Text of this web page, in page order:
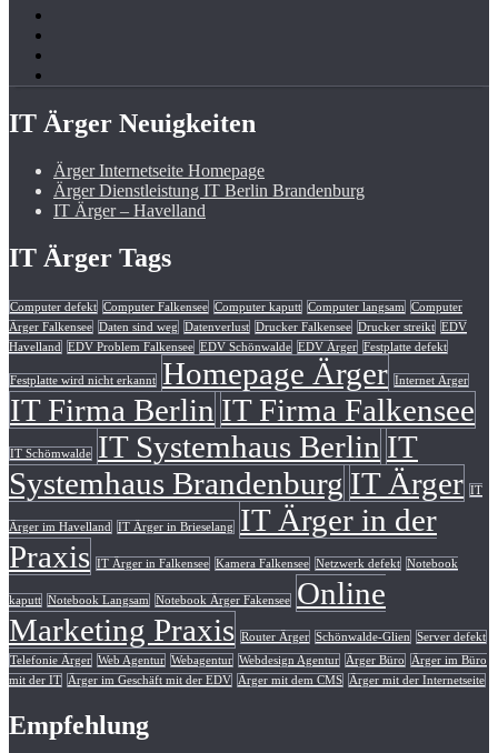
IT Ärger Neuigkeiten
Ärger Internetseite Homepage
Ärger Dienstleistung IT Berlin Brandenburg
IT Ärger – Havelland
IT Ärger Tags
Computer defekt Computer Falkensee Computer kaputt Computer langsam
Computer
Ärger Falkensee Daten sind weg Datenverlust Drucker Falkensee Drucker streikt EDV
Havelland
EDV Problem Falkensee EDV Schönwalde EDV Ärger Festplatte defekt
Festplatte wird nicht erkannt Homepage Ärger Internet Ärger
IT Firma Berlin IT Firma Falkensee
IT Schömwalde IT Systemhaus Berlin IT
Systemhaus Brandenburg IT Ärger IT
Ärger im Havelland IT Ärger in Brieselang
IT Ärger in der
Praxis IT Ärger in Falkensee Kamera Falkensee Netzwerk defekt Notebook
kaputt Notebook Langsam Notebook Ärger Fakensee
Online
Marketing Praxis Router Ärger Schönwalde-Glien
Server defekt
Telefonie Ärger Web Agentur Webagentur Webdesign Agentur Ärger Büro
Ärger im Büro
mit der IT
Ärger im Geschäft mit der EDV Ärger mit dem CMS Ärger mit der Internetseite
Empfehlung